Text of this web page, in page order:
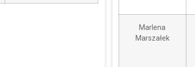
Marlena
Marszałek